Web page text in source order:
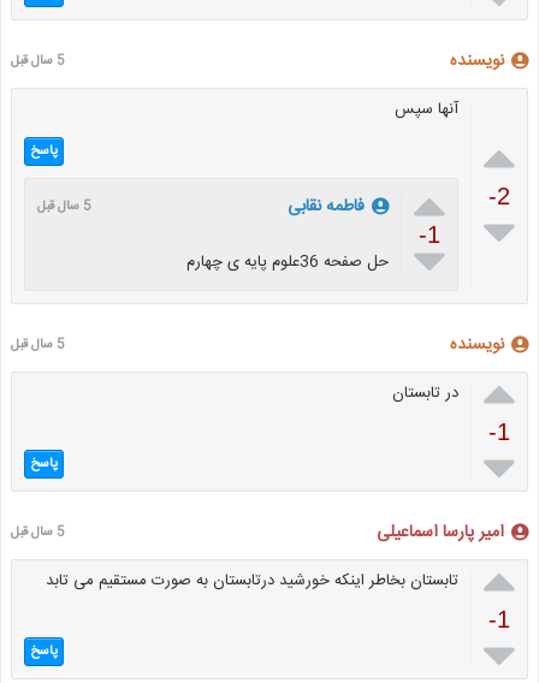
نویسنده 5 سال قبل

-2

آنها سپس
پاسخ

-1

فاطمه نقابی 5 سال قبل
حل صفحه 36علوم پایه ی چهارم
نویسنده 5 سال قبل

-1

در تابستان
پاسخ
امیر پارسا اسماعیلی 5 سال قبل

-1

تابستان بخاطر اینکه خورشید درتابستان به صورت مستقیم می تابد
پاسخ